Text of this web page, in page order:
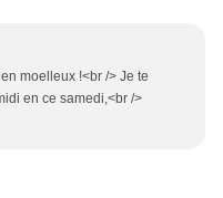
moelleux !<br /> Je te
en ce samedi,<br />